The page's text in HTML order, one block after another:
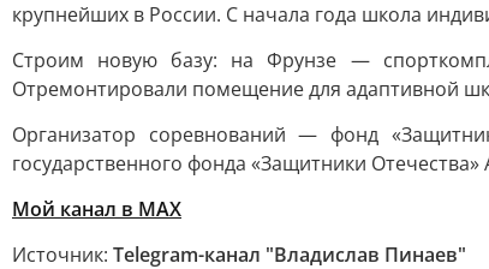
крупнейших в России. С начала года школа
Строим новую базу: на Фрунзе —
Отремонтировали помещение для адаптивной
Организатор соревнований — фонд
государственного фонда «Защитники
Мой канал в МАХ
Источник: Telegram-канал "Владислав Пинаев"